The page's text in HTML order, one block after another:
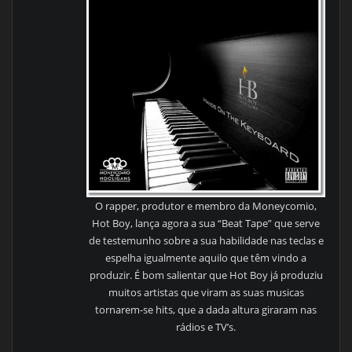
O rapper, produtor e membro da Moneycomio,
Hot Boy, lança agora a sua “Beat Tape” que serve
de testemunho sobre a sua habilidade nas teclas e
espelha igualmente aquilo que têm vindo a
produzir. É bom salientar que Hot Boy já produziu
muitos artistas que viram as suas musicas
tornarem-se hits, que a dada altura giraram nas
rádios e TV’s.